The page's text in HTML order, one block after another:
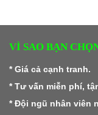
VÌ SAO BẠN
* Giá cả cạnh tranh.
* Tư vấn miễn phí,
* Đội ngũ nhân viên